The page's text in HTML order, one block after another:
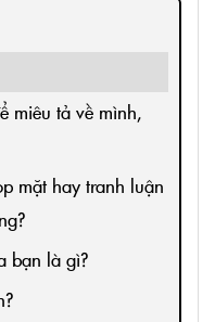
miêu tả về mình,
mặt hay tranh luận
bạn là gì?